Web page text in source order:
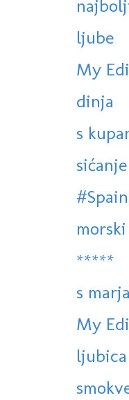
ljube
My
dinja
s
sićanje
*****
s
My
ljubica